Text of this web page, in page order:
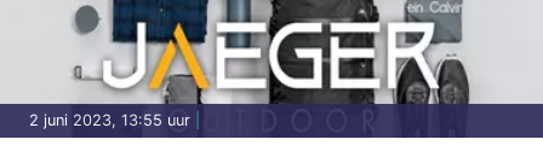
2 juni 2023, 13:55 uur